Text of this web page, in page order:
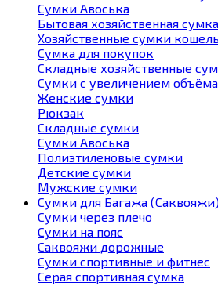
Сумки Авоська
Бытовая хозяйственная сумка
Хозяйственные сумки
Сумка для покупок
Складные хозяйственные
Сумки с увеличением
Женские сумки
Рюкзак
Складные сумки
Сумки Авоська
Полиэтиленовые сумки
Детские сумки
Мужские сумки
Сумки для Багажа (Саквояжи)
Сумки через плечо
Сумки на пояс
Саквояжи дорожные
Сумки спортивные и фитнес
Серая спортивная сумка